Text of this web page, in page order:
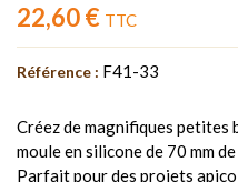
22,60 € TTC
Référence : F41-33
Créez de magnifiques petites
moule en silicone de 70 mm
Parfait pour des projets